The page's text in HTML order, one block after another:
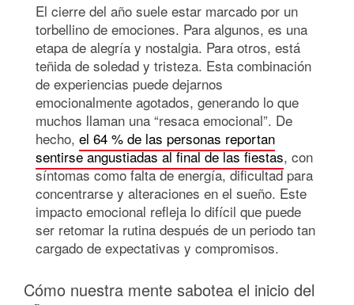
El cierre del año suele estar marcado por un
torbellino de emociones. Para algunos, es una
etapa de alegría y nostalgia. Para otros, está
teñida de soledad y tristeza. Esta combinación
de experiencias puede dejarnos
emocionalmente agotados, generando lo que
muchos llaman una “resaca emocional”. De
hecho, el 64 % de las personas reportan
sentirse angustiadas al final de las fiestas, con
síntomas como falta de energía, dificultad para
concentrarse y alteraciones en el sueño. Este
impacto emocional refleja lo difícil que puede
ser retomar la rutina después de un periodo tan
cargado de expectativas y compromisos.
Cómo nuestra mente sabotea el inicio del